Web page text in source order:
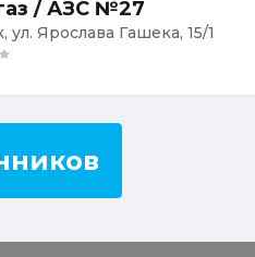
/ АЗС №27
ул. Ярослава Гашека, 15/1